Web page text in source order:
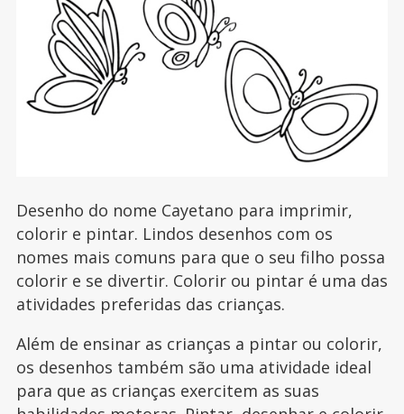
Desenho do nome Cayetano para imprimir,
colorir e pintar. Lindos desenhos com os
nomes mais comuns para que o seu filho possa
colorir e se divertir. Colorir ou pintar é uma das
atividades preferidas das crianças.
Além de ensinar as crianças a pintar ou colorir,
os desenhos também são uma atividade ideal
para que as crianças exercitem as suas